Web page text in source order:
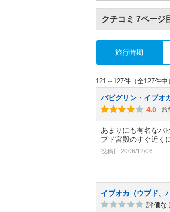
クチコミ 7ページ
旅行時期
121～127件（全127件中
バビグリン・イブオ
4.0
旅
あまりにも有名なバ
ブド宮殿のすぐ近く
投稿日:2006/12/06
イブオカ（ウブド、
評価な